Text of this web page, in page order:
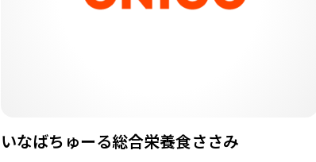
いなばちゅーる総合栄養食ささみ